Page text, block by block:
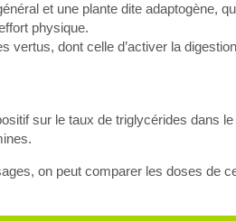
et une plante dite adaptogène,
physique.
vertus, dont celle d’activer la
sur le taux de triglycérides dans
on peut comparer les doses de